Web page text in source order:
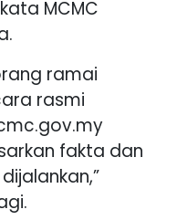
MCMC
ramai
rasmi
fakta dan